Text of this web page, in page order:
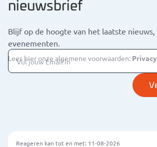
Blijf op de hoogte van het laatste nieuws,
evenementen.
Lees hier onze algemene voorwaarden:
Reageren kan tot en met: 11-08-2026